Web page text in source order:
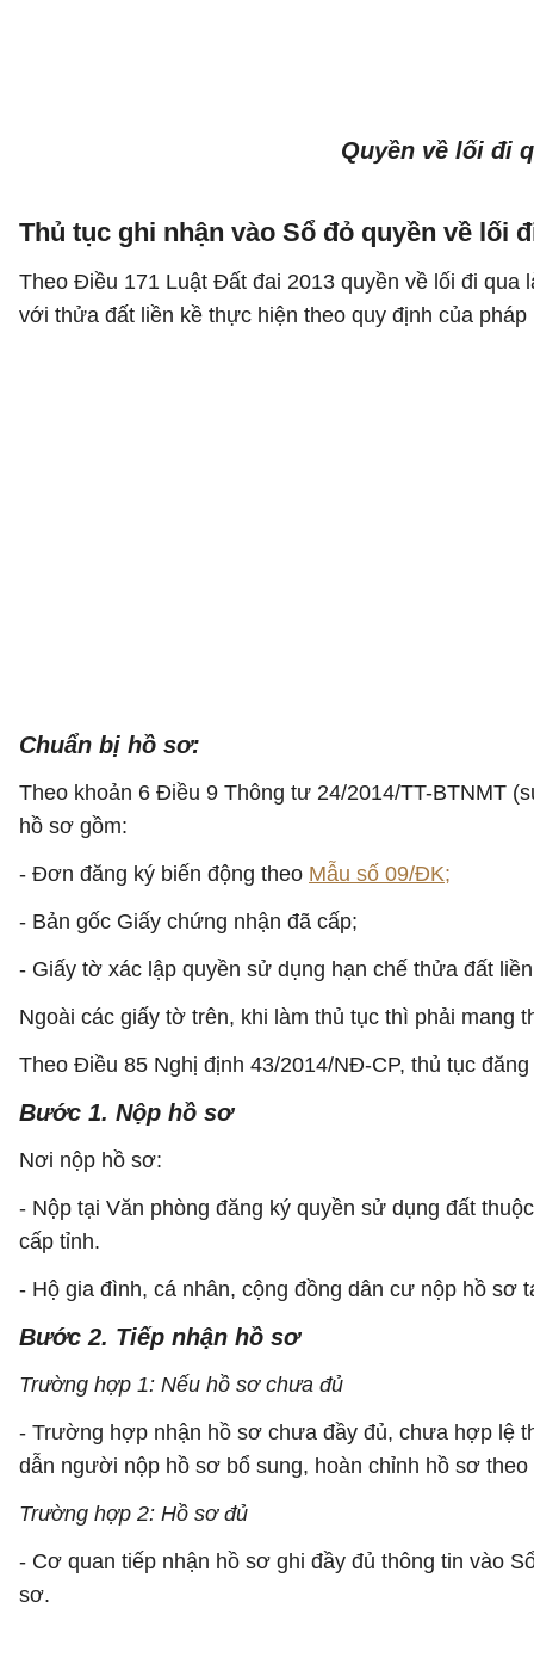
Quyền về lối đi
Thủ tục ghi nhận vào Sổ đỏ quyền về lối
Theo Điều 171 Luật Đất đai 2013 quyền về lối đi
với thửa đất liền kề thực hiện theo quy định của
Chuẩn bị hồ sơ:
Theo khoản 6 Điều 9 Thông tư 24/2014/TT-BTNMT
hồ sơ gồm:
- Đơn đăng ký biến động theo Mẫu số 09/ĐK;
- Bản gốc Giấy chứng nhận đã cấp;
- Giấy tờ xác lập quyền sử dụng hạn chế thửa đất
Ngoài các giấy tờ trên, khi làm thủ tục thì phải mang
Theo Điều 85 Nghị định 43/2014/NĐ-CP, thủ tục
Bước 1. Nộp hồ sơ
Nơi nộp hồ sơ:
- Nộp tại Văn phòng đăng ký quyền sử dụng đất
cấp tỉnh.
- Hộ gia đình, cá nhân, cộng đồng dân cư nộp hồ sơ
Bước 2. Tiếp nhận hồ sơ
Trường hợp 1: Nếu hồ sơ chưa đủ
- Trường hợp nhận hồ sơ chưa đầy đủ, chưa hợp lệ
dẫn người nộp hồ sơ bổ sung, hoàn chỉnh hồ sơ theo
Trường hợp 2: Hồ sơ đủ
- Cơ quan tiếp nhận hồ sơ ghi đầy đủ thông tin vào
sơ.